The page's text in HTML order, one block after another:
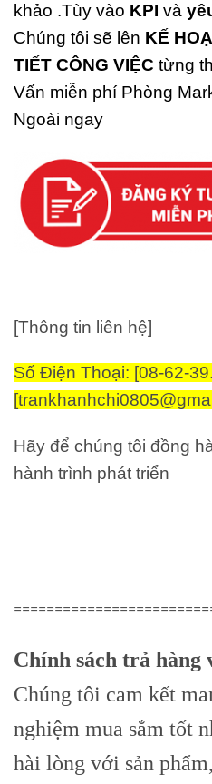
khảo .Tùy vào KPI và
Chúng tôi sẽ lên KẾ
TIẾT CÔNG VIỆC từng
Vấn miễn phí Phòng
Ngoài ngay
[Thông tin liên hệ]
Số Điện Thoại: [08-62-
Hãy để chúng tôi đồng
hành trình phát triển
Chính sách trả hàng
Chúng tôi cam kết
nghiệm mua sắm tốt
hài lòng với sản